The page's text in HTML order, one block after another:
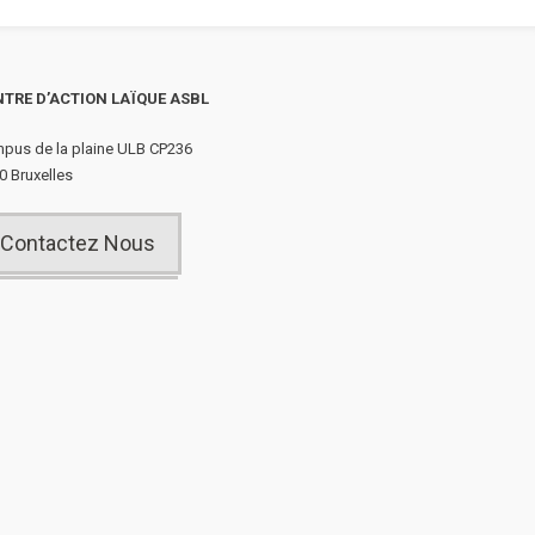
D’ACTION LAÏQUE ASBL
de la plaine ULB CP236
Bruxelles
Contactez Nous